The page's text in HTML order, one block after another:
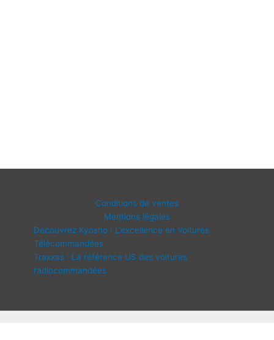
Conditions de ventes
Mentions légales
Découvrez Kyosho : L’excellence en Voitures
Télécommandées
Traxxas : La référence US des voitures
radiocommandées